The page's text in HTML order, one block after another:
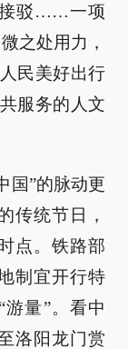
接驳……一项
之处用力，
民美好出行
服务的人文
国”的脉动更
传统节日，
点。铁路部
制宜开行特
量”。看中
洛阳龙门赏